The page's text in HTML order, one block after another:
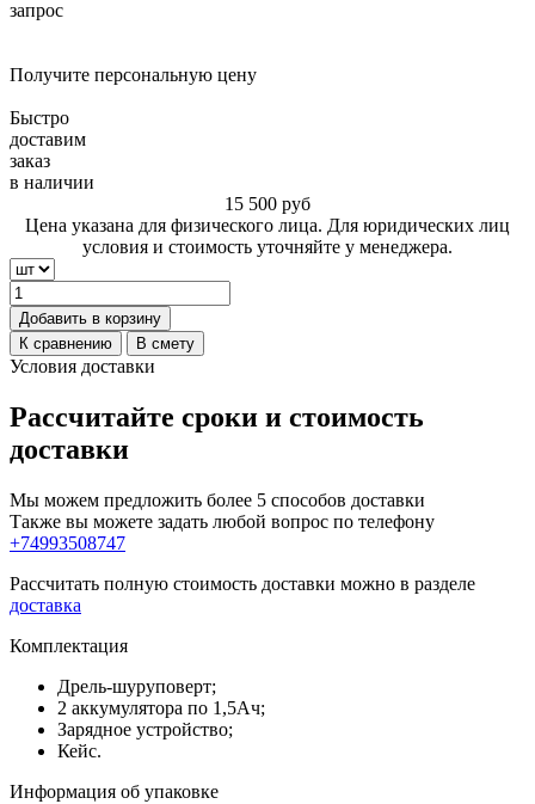
запрос
Получите персональную цену
Быстро
доставим
заказ
в наличии
15 500 руб
Цена указана для физического лица. Для юридических лиц
условия и стоимость уточняйте у менеджера.
Добавить в корзину
К сравнению
В смету
Условия доставки
Рассчитайте сроки и стоимость
доставки
Мы можем предложить более 5 способов доставки
Также вы можете задать любой вопрос по телефону
+74993508747
Рассчитать полную стоимость доставки можно в разделе
доставка
Комплектация
Дрель-шуруповерт;
2 аккумулятора по 1,5Ач;
Зарядное устройство;
Кейс.
Информация об упаковке